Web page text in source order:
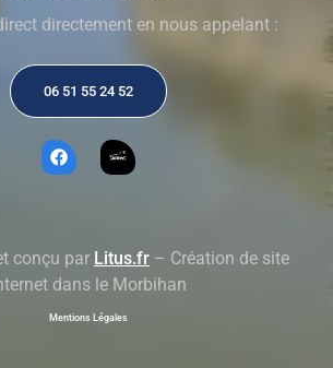
directement en nous appelant :
06 51 55 24 52
conçu par Litus.fr – Création de site
dans le Morbihan
Mentions Légales